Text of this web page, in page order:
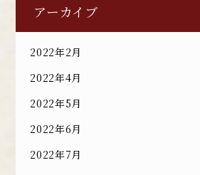
アーカイブ
2022年2月
2022年4月
2022年5月
2022年6月
2022年7月